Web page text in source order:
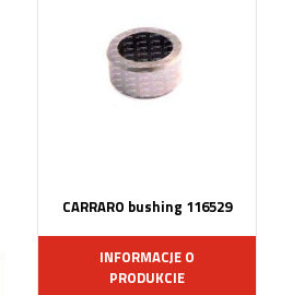
CARRARO bushing 116529
INFORMACJE O
PRODUKCIE